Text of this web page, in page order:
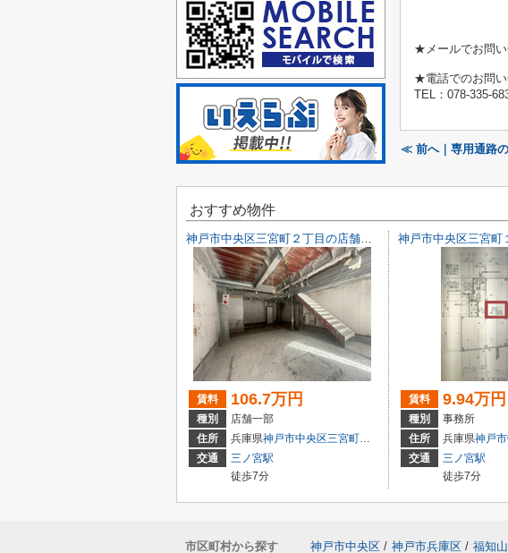
★メールでお問
★電話でのお問
TEL：078-335-
≪ 前へ｜専用通路
おすすめ物件
神戸市中央区三宮町２丁目の店舗一部
賃料 106.7万円
種別
店舗一部
住所
兵庫県神戸市中央区三宮町２丁目9-3
交通
三ノ宮駅
徒歩7分
神戸市中央区三宮町
賃料 9.94万円
種別
事務所
住所
兵庫県神戸
交通
三ノ宮駅
徒歩7分
市区町村から探す 神戸市中央区 / 神戸市兵庫区 / 福知